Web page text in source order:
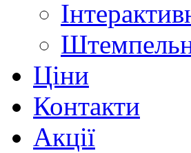
Ціни
Контакти
Акції